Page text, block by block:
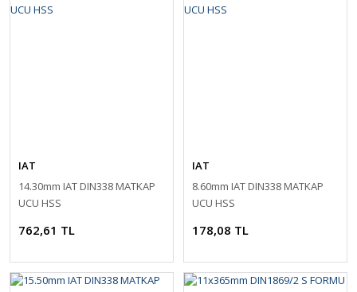
IAT
14.30mm IAT DIN338 MATKAP
UCU HSS
762,61 TL
IAT
8.60mm IAT DIN338 MATKAP
UCU HSS
178,08 TL